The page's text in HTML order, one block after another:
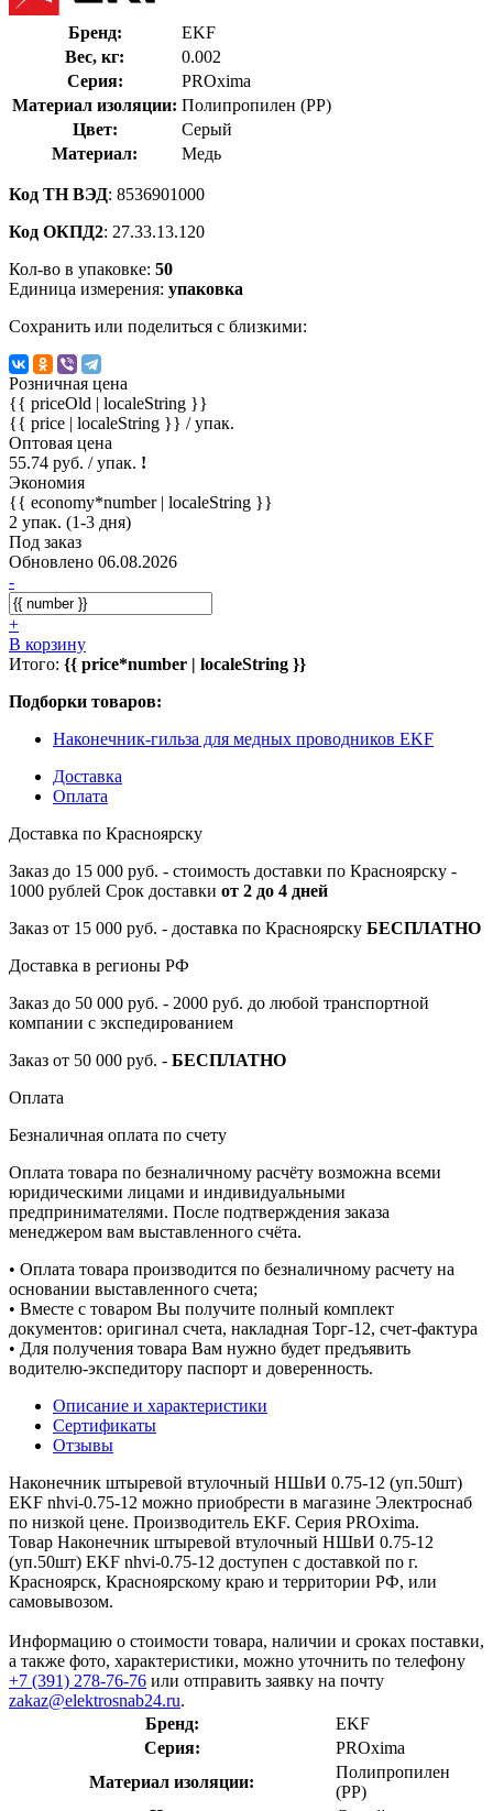
Бренд:
EKF
Вес, кг:
0.002
Серия:
PROxima
Материал изоляции: Полипропилен (PP)
Цвет:
Серый
Материал:
Медь
Код ТН ВЭД: 8536901000
Код ОКПД2: 27.33.13.120
Кол-во в упаковке: 50
Единица измерения: упаковка
Сохранить или поделиться с близкими:
Розничная цена
{{ priceOld | localeString }}
{{ price | localeString }} / упак.
Оптовая цена
55.74 руб. / упак. !
Экономия
{{ economy*number | localeString }}
2 упак. (1-3 дня)
Под заказ
Обновлено 06.08.2026
-
+
В корзину
Итого: {{ price*number | localeString }}
Подборки товаров:
Наконечник-гильза для медных проводников EKF
Доставка
Оплата
Доставка по Красноярску
Заказ до 15 000 руб. - стоимость доставки по Красноярску -
1000 рублей Срок доставки от 2 до 4 дней
Заказ от 15 000 руб. - доставка по Красноярску БЕСПЛАТНО
Доставка в регионы РФ
Заказ до 50 000 руб. - 2000 руб. до любой транспортной
компании с экспедированием
Заказ от 50 000 руб. - БЕСПЛАТНО
Оплата
Безналичная оплата по счету
Оплата товара по безналичному расчёту возможна всеми
юридическими лицами и индивидуальными
предпринимателями. После подтверждения заказа
менеджером вам выставленного счёта.
• Оплата товара производится по безналичному расчету на
основании выставленного счета;
• Вместе с товаром Вы получите полный комплект
документов: оригинал счета, накладная Торг-12, счет-фактура
• Для получения товара Вам нужно будет предъявить
водителю-экспедитору паспорт и доверенность.
Описание и характеристики
Сертификаты
Отзывы
Наконечник штыревой втулочный НШвИ 0.75-12 (уп.50шт)
EKF nhvi-0.75-12 можно приобрести в магазине Электроснаб
по низкой цене. Производитель EKF. Серия PROxima.
Товар Наконечник штыревой втулочный НШвИ 0.75-12
(уп.50шт) EKF nhvi-0.75-12 доступен с доставкой по г.
Красноярск, Красноярскому краю и территории РФ, или
самовывозом.
Информацию о стоимости товара, наличии и сроках поставки,
а также фото, характеристики, можно уточнить по телефону
+7 (391) 278-76-76 или отправить заявку на почту
zakaz@elektrosnab24.ru.
Бренд:
EKF
Серия:
PROxima
Материал изоляции:
Полипропилен
(PP)